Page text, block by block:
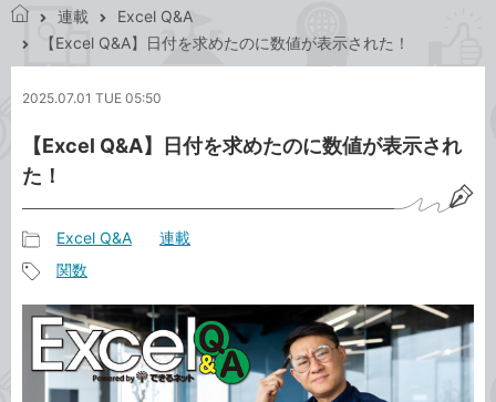
ネ
ト
連載
Excel Q&A
【Excel Q&A】日付を求めたのに数値が表示された！
2025.07.01 TUE 05:50
【Excel Q&A】日付を求めたのに数値が表示され
た！
事
カ
テ
ゴ
リ
Excel Q&A 連載
事
タ
グ
関数